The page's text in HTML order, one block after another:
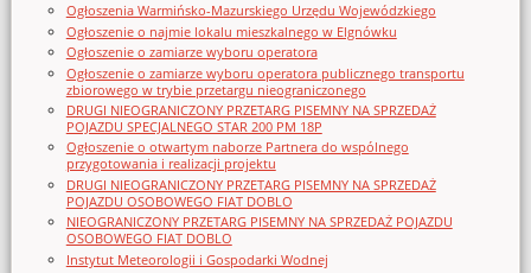
Ogłoszenia Warmińsko-Mazurskiego Urzędu Wojewódzkiego
Ogłoszenie o najmie lokalu mieszkalnego w Elgnówku
Ogłoszenie o zamiarze wyboru operatora
Ogłoszenie o zamiarze wyboru operatora publicznego transportu
zbiorowego w trybie przetargu nieograniczonego
DRUGI NIEOGRANICZONY PRZETARG PISEMNY NA SPRZEDAŻ
POJAZDU SPECJALNEGO STAR 200 PM 18P
Ogłoszenie o otwartym naborze Partnera do wspólnego
przygotowania i realizacji projektu
DRUGI NIEOGRANICZONY PRZETARG PISEMNY NA SPRZEDAŻ
POJAZDU OSOBOWEGO FIAT DOBLO
NIEOGRANICZONY PRZETARG PISEMNY NA SPRZEDAŻ POJAZDU
OSOBOWEGO FIAT DOBLO
Instytut Meteorologii i Gospodarki Wodnej